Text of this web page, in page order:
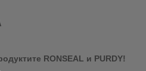
RONSEAL и PURDY!